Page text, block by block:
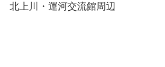
北上川・運河交流館周辺